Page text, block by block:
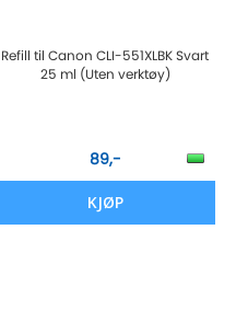
Refill til Canon CLI-551XLBK Svart
25 ml (Uten verktøy)
89,-
KJØP